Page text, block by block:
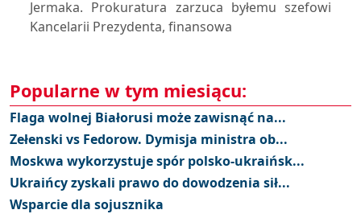
Jermaka. Prokuratura zarzuca byłemu szefowi
Kancelarii Prezydenta, finansowa
Popularne w tym miesiącu:
Flaga wolnej Białorusi może zawisnąć na...
Zełenski vs Fedorow. Dymisja ministra ob...
Moskwa wykorzystuje spór polsko-ukraińsk...
Ukraińcy zyskali prawo do dowodzenia sił...
Wsparcie dla sojusznika